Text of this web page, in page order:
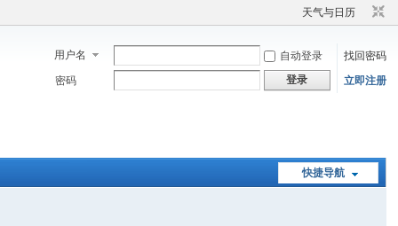
天气与日历
用户名 自动登录
找回密码
密码
登录 立即注册
快捷导航